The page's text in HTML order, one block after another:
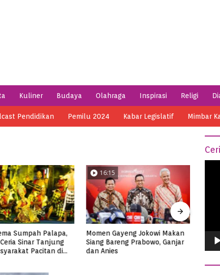
Kuliner Budaya Olahraga Inspirasi Religi
Pendidikan Pemilu 2024 Kabar Legislatif Mimbar
Jokowi Makan
Prabowo, Ganjar
04:14
Semarak HSN 2023 di Pacitan,
Ribuan Santri Makan Ikan
Tuna Super Jumbo
di